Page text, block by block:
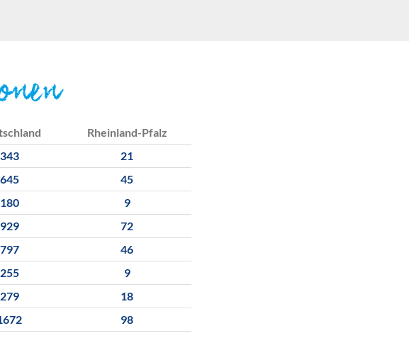
Rheinland-Pfalz
343
21
645
45
180
9
929
72
797
46
255
9
279
18
98